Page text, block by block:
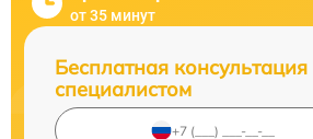
от 35 минут
Бесплатная консультация
специалистом